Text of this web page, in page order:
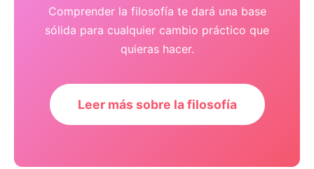
Comprender la filosofía te dará una base
sólida para cualquier cambio práctico que
quieras hacer.
Leer más sobre la filosofía